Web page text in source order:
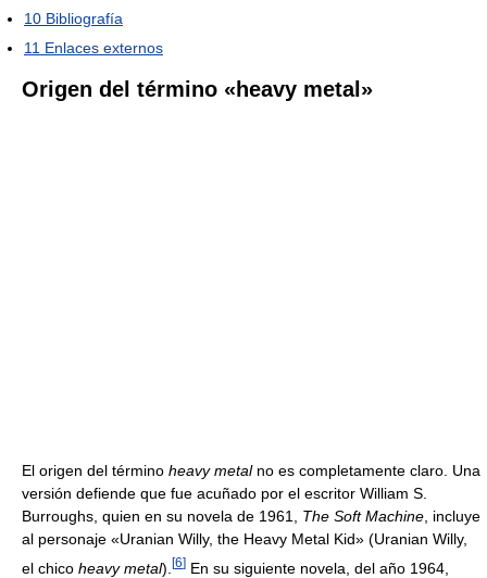
10 Bibliografía
11 Enlaces externos
Origen del término «heavy metal»
El origen del término heavy metalno es completamente claro. Una
versión defiende que fue acuñado por el escritor William S.
Burroughs, quien en su novela de 1961, The Soft Machine, incluye
al personaje «Uranian Willy, the Heavy Metal Kid» (Uranian Willy,
el chico heavy metal). [6] En su siguiente novela, del año 1964,